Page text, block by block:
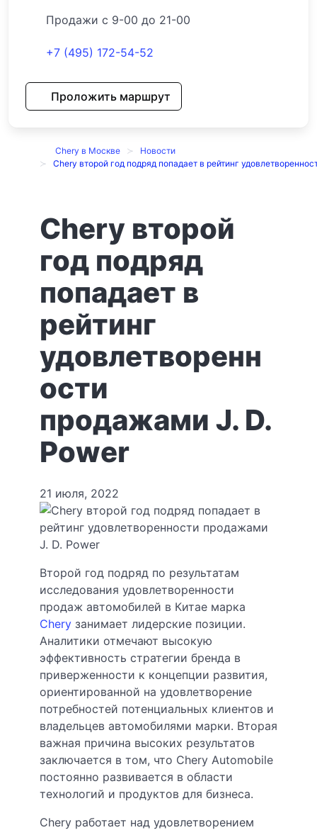
Продажи с 9-00 до 21-00
+7 (495) 172-54-52
Проложить маршрут
Chery в Москве
Новости
Chery второй год подряд попадает в рейтинг
Chery второй
год подряд
попадает в
рейтинг
удовлетворенн
ости
продажами J. D.
Power
21 июля, 2022
Второй год подряд по результатам
исследования удовлетворенности
продаж автомобилей в Китае марка
Chery занимает лидерские позиции.
Аналитики отмечают высокую
эффективность стратегии бренда в
приверженности к концепции развития,
ориентированной на удовлетворение
потребностей потенциальных клиентов и
владельцев автомобилями марки. Вторая
важная причина высоких результатов
заключается в том, что Chery Automobile
постоянно развивается в области
технологий и продуктов для бизнеса.
Chery работает над удовлетворением